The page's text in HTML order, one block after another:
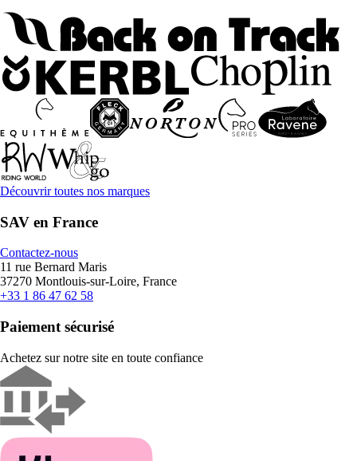
Découvrir toutes nos marques
SAV en France
Contactez-nous
11 rue Bernard Maris
37270 Montlouis-sur-Loire, France
+33 1 86 47 62 58
Paiement sécurisé
Achetez sur notre site en toute confiance